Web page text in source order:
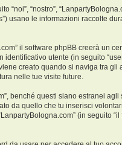
“nostro”,
usano le informazioni raccolte
il software phpBB creerà un
utente (in seguito
creato quando si naviga tra gli
nelle tue visite future.
benché questi siano estranei
da quello che tu inserisci
(in seguito